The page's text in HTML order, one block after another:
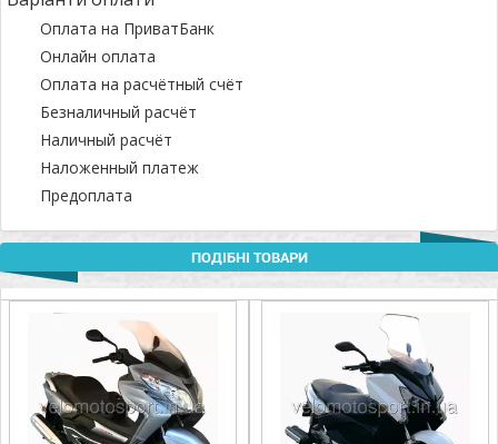
Оплата на ПриватБанк
Онлайн оплата
Оплата на расчётный счёт
Безналичный расчёт
Наличный расчёт
Наложенный платеж
Предоплата
ПОДІБНІ ТОВАРИ